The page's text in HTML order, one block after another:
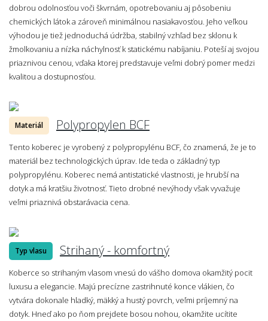
dobrou odolnosťou voči škvrnám, opotrebovaniu aj pôsobeniu
chemických látok a zároveň minimálnou nasiakavosťou. Jeho veľkou
výhodou je tiež jednoduchá údržba, stabilný vzhľad bez sklonu k
žmolkovaniu a nízka náchylnosť k statickému nabíjaniu. Poteší aj svojou
priaznivou cenou, vďaka ktorej predstavuje veľmi dobrý pomer medzi
kvalitou a dostupnosťou.
Materiál Polypropylen BCF
Tento koberec je vyrobený z polypropylénu BCF, čo znamená, že je to
materiál bez technologických úprav. Ide teda o základný typ
polypropylénu. Koberec nemá antistatické vlastnosti, je hrubší na
dotyk a má kratšiu životnosť. Tieto drobné nevýhody však vyvažuje
veľmi priaznivá obstarávacia cena.
Typ vlasu Strihaný - komfortný
Koberce so strihaným vlasom vnesú do vášho domova okamžitý pocit
luxusu a elegancie. Majú precízne zastrihnuté konce vlákien, čo
vytvára dokonale hladký, mäkký a hustý povrch, veľmi príjemný na
dotyk. Hneď ako po ňom prejdete bosou nohou, okamžite ucítite